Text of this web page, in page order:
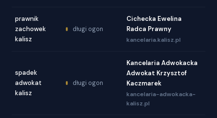
prawnik
zachowek
kalisz
długi ogon
Cichecka Ewelina
Radca Prawny
kancelaria.kalisz.pl
spadek
adwokat
kalisz
długi ogon
Kancelaria Adwokacka
Adwokat Krzysztof
Kaczmarek
kancelaria-adwokacka-
kalisz.pl